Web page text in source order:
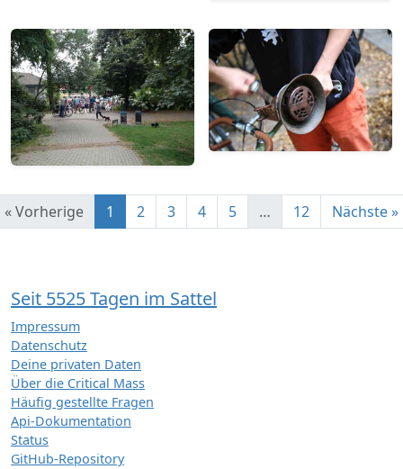
« Vorherige 1 2 3 4 5 … 12 Nächste »
Seit 5525 Tagen im Sattel
Impressum
Datenschutz
Deine privaten Daten
Über die Critical Mass
Häufig gestellte Fragen
Api-Dokumentation
Status
GitHub-Repository